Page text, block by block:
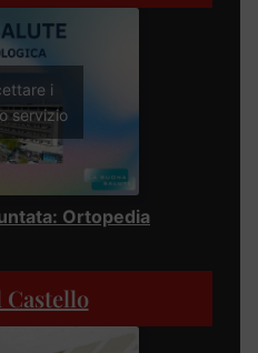
i
servizio
Ortopedia